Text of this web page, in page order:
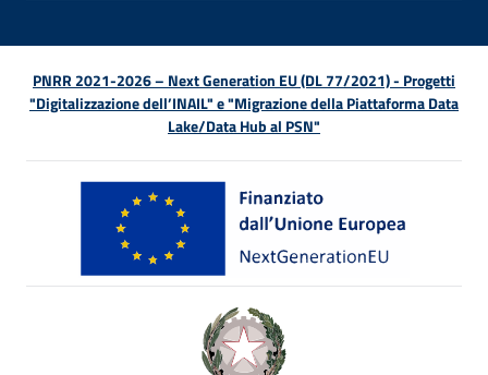
PNRR 2021-2026 – Next Generation EU (DL 77/2021) - Progetti
"Digitalizzazione dell’INAIL" e "Migrazione della Piattaforma Data
Lake/Data Hub al PSN"